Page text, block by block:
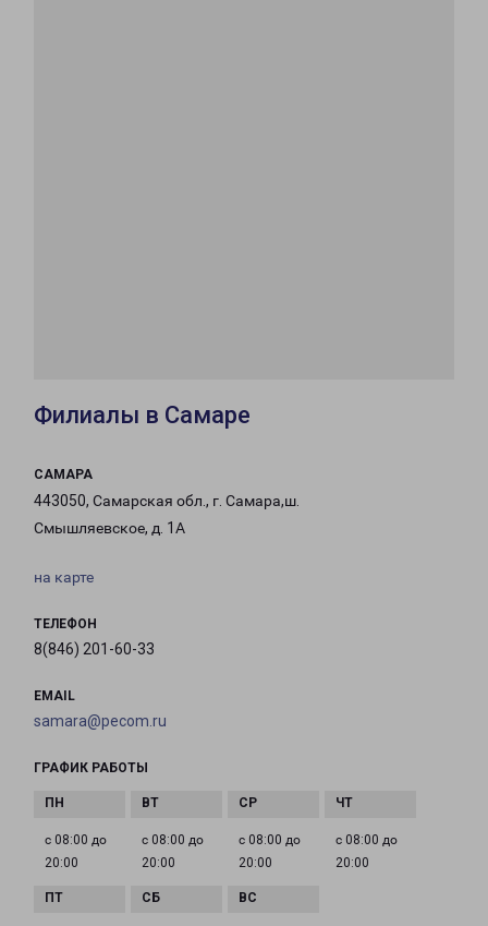
Филиалы в Самаре
САМАРА
443050, Самарская обл., г. Самара,ш.
Смышляевское, д. 1А
на карте
ТЕЛЕФОН
8(846) 201-60-33
EMAIL
samara@pecom.ru
ГРАФИК РАБОТЫ
с 08:00 до
20:00
с 08:00 до
20:00
с 08:00 до
20:00
с 08:00 до
20:00